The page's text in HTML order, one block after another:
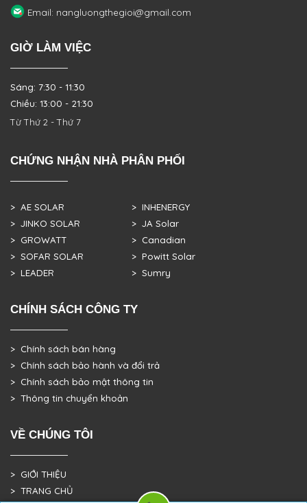
Email: nangluongthegioi@gmail.com
GIỜ LÀM VIỆC
Sáng: 7:30 - 11:30
Chiều: 13:00 - 21:30
Từ Thứ 2 - Thứ 7
CHỨNG NHẬN NHÀ PHÂN PHỐI
> AE SOLAR
> JINKO SOLAR
> GROWATT
> SOFAR SOLAR
> LEADER
> INHENERGY
> JA Solar
> Canadian
> Powitt Solar
> Sumry
CHÍNH SÁCH CÔNG TY
> Chính sách bán hàng
> Chính sách bảo hành và đổi trả
> Chính sách bảo mật thông tin
> Thông tin chuyển khoản
VỀ CHÚNG TÔI
> GIỚI THIỆU
> TRANG CHỦ